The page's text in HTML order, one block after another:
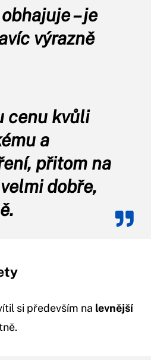
– je
výrazně
cenu kvůli
a
přitom na
dobře,
si především na levnější